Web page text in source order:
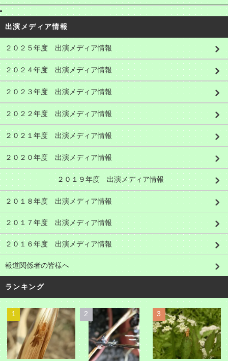
出演メディア情報
２０２５年度 出演メディア情報
２０２４年度 出演メディア情報
２０２３年度 出演メディア情報
２０２２年度 出演メディア情報
２０２１年度 出演メディア情報
２０２０年度 出演メディア情報
２０１９年度 出演メディア情報
２０１８年度 出演メディア情報
２０１７年度 出演メディア情報
２０１６年度 出演メディア情報
報道関係者の皆様へ
ランキング
1 2 3